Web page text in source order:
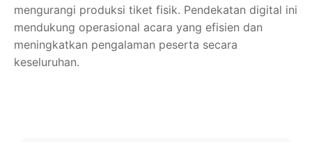
mengurangi produksi tiket fisik. Pendekatan digital ini
mendukung operasional acara yang efisien dan
meningkatkan pengalaman peserta secara
keseluruhan.